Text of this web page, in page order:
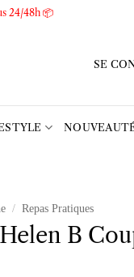
24/48h 📦
SE
/ Repas Pratiques
B